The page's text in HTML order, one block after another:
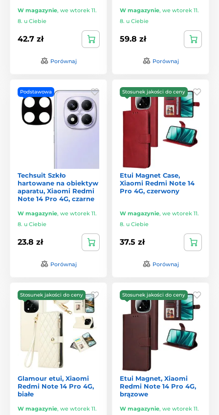
W magazynie, we wtorek 11.
8. u Ciebie
42.7 zł
Porównaj
W magazynie, we wtorek 11.
8. u Ciebie
59.8 zł
Porównaj
Podstawowa
Techsuit Szkło
hartowane na obiektyw
aparatu, Xiaomi Redmi
Note 14 Pro 4G, czarne
W magazynie, we wtorek 11.
8. u Ciebie
23.8 zł
Porównaj
Stosunek jakości do ceny
Etui Magnet Case,
Xiaomi Redmi Note 14
Pro 4G, czerwony
W magazynie, we wtorek 11.
8. u Ciebie
37.5 zł
Porównaj
Stosunek jakości do ceny
Glamour etui, Xiaomi
Redmi Note 14 Pro 4G,
białe
W magazynie, we wtorek 11.
Stosunek jakości do ceny
Etui Magnet, Xiaomi
Redmi Note 14 Pro 4G,
brązowe
W magazynie, we wtorek 11.